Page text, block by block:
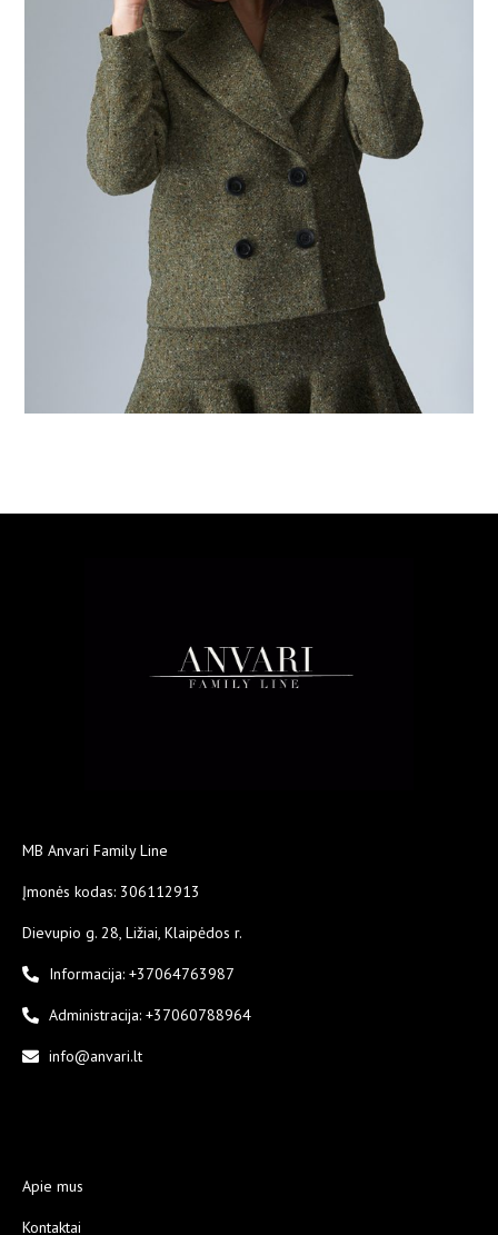
MB Anvari Family Line
Įmonės kodas: 306112913
Dievupio g. 28, Ližiai, Klaipėdos r.
Informacija: +37064763987
Administracija: +37060788964
info@anvari.lt
Apie mus
Kontaktai